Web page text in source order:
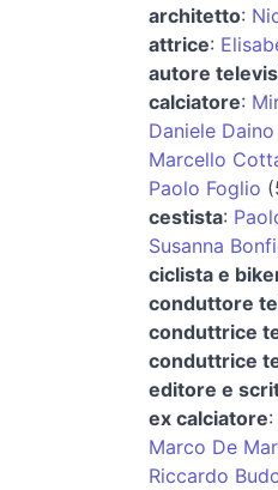
architetto:
attrice:
autore
calciatore:
Daniele Daino
Marcello
Paolo Foglio
cestista:
Susanna
ciclista e
conduttore
conduttrice
conduttrice
editore e
ex calciatore:
Marco De
Riccardo